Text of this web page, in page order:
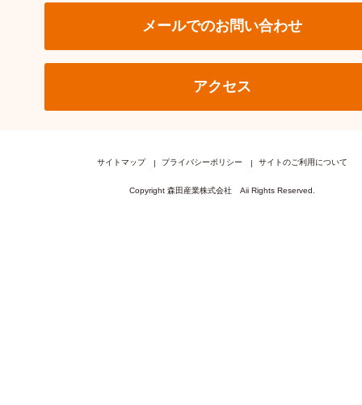
メールでのお問い合わせ
アクセス
サイトマップ プライバシーポリシー サイトのご利用について
Copyright 森田産業株式会社 Aii Rights Reserved.